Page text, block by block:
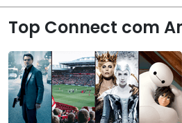
Top Connect com